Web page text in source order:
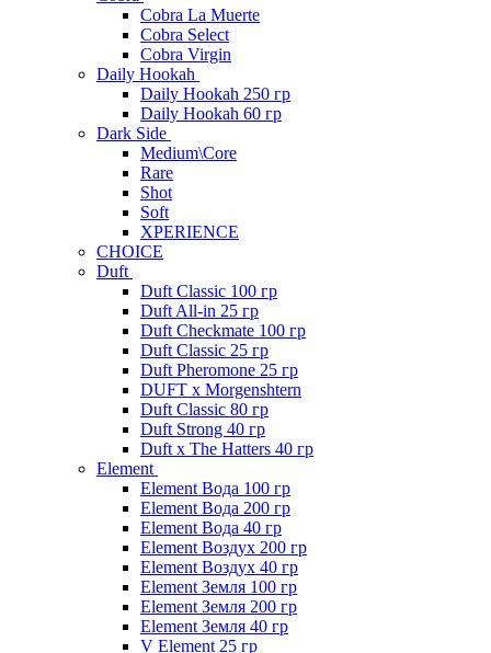
Cobra La Muerte
Cobra Select
Cobra Virgin
Daily Hookah
Daily Hookah 250 гр
Daily Hookah 60 гр
Dark Side
Medium\Core
Rare
Shot
Soft
XPERIENCE
CHOICE
Duft
Duft Classic 100 гр
Duft All-in 25 гр
Duft Checkmate 100 гр
Duft Classic 25 гр
Duft Pheromone 25 гр
DUFT x Morgenshtern
Duft Classic 80 гр
Duft Strong 40 гр
Duft x The Hatters 40 гр
Element
Element Вода 100 гр
Element Вода 200 гр
Element Вода 40 гр
Element Воздух 200 гр
Element Воздух 40 гр
Element Земля 100 гр
Element Земля 200 гр
Element Земля 40 гр
V Element 25 гр